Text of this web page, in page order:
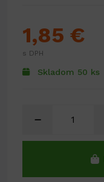
Skladom 50 ks
1,85 €
s DPH